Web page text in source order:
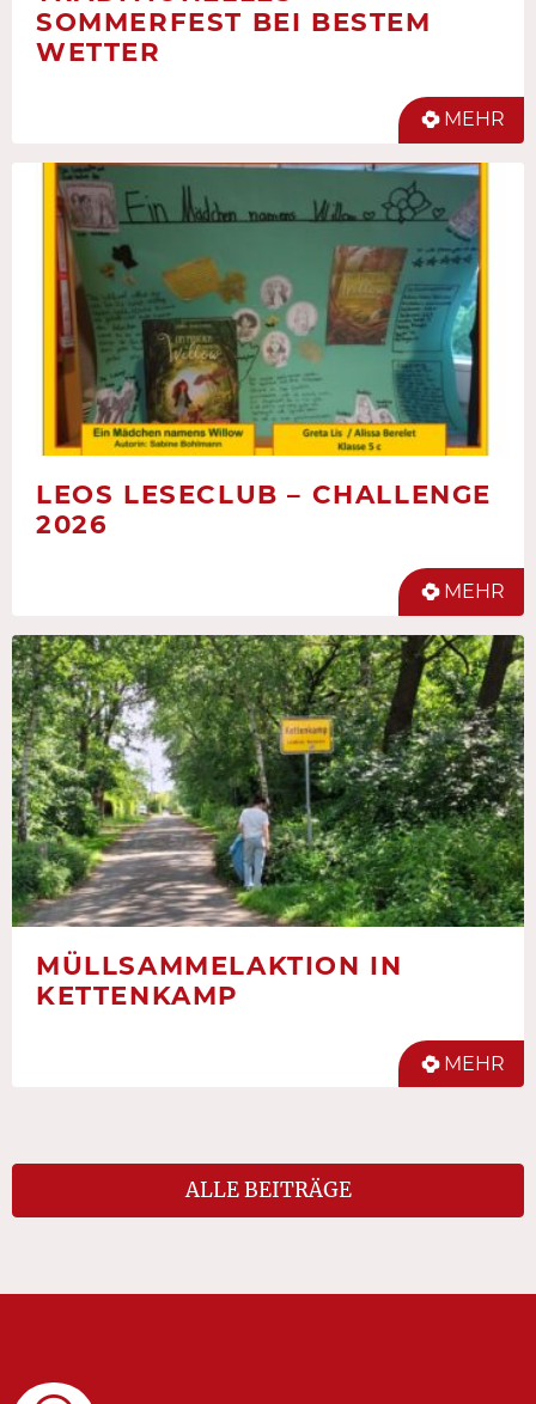
SOMMERFEST BEI BESTEM
WETTER
MEHR
LEOS LESECLUB – CHALLENGE
2026
MEHR
MÜLLSAMMELAKTION IN
KETTENKAMP
MEHR
ALLE BEITRÄGE